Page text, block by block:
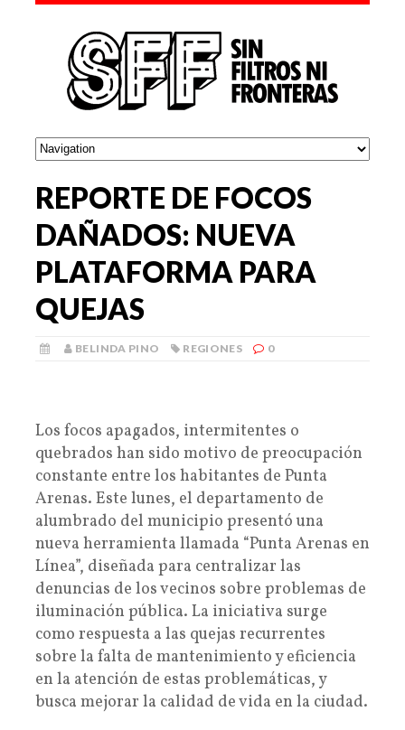
REPORTE DE FOCOS
DAÑADOS: NUEVA
PLATAFORMA PARA
QUEJAS
BELINDA PINO REGIONES 0
Los focos apagados, intermitentes o
quebrados han sido motivo de preocupación
constante entre los habitantes de Punta
Arenas. Este lunes, el departamento de
alumbrado del municipio presentó una
nueva herramienta llamada “Punta Arenas en
Línea”, diseñada para centralizar las
denuncias de los vecinos sobre problemas de
iluminación pública. La iniciativa surge
como respuesta a las quejas recurrentes
sobre la falta de mantenimiento y eficiencia
en la atención de estas problemáticas, y
busca mejorar la calidad de vida en la ciudad.